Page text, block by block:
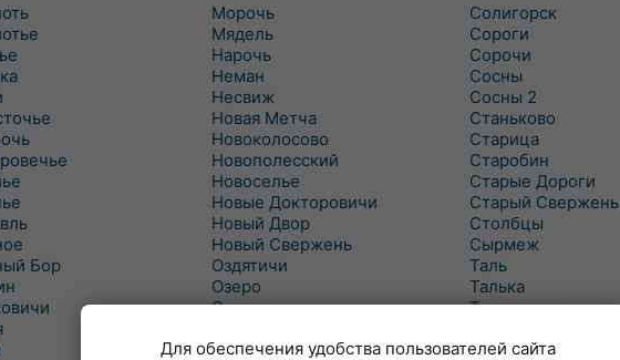
Бор
Морочь
Мядель
Нарочь
Неман
Несвиж
Новая Метча
Новоколосово
Новополесский
Новоселье
Новые Докторовичи
Новый Двор
Новый Свержень
Оздятичи
Озеро
Озерцо
Октябрь
Солигорск
Сороги
Сорочи
Сосны
Сосны 2
Станьково
Старица
Старобин
Старые Дороги
Старый Свержень
Столбцы
Сырмеж
Таль
Талька
Танежицы
Турец-Бояры
Для обеспечения удобства пользователей сайта